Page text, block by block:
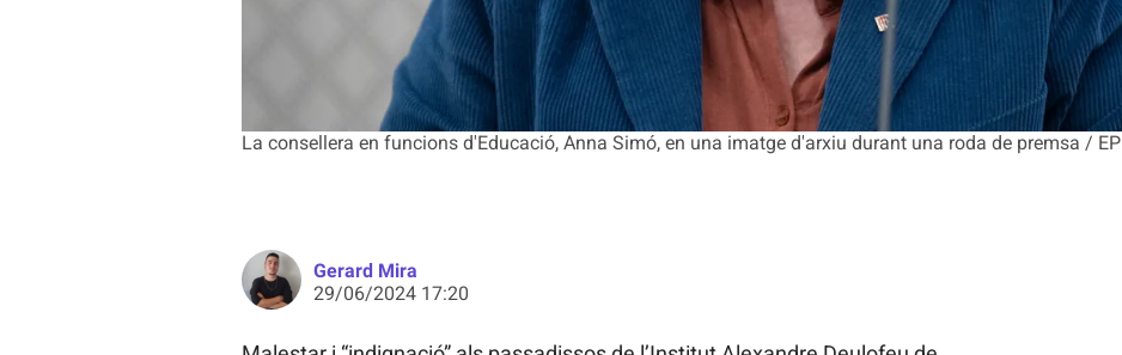
La consellera en funcions d'Educació, Anna Simó, en una imatge d'arxiu durant una roda de premsa / EP
Gerard Mira
29/06/2024 17:20